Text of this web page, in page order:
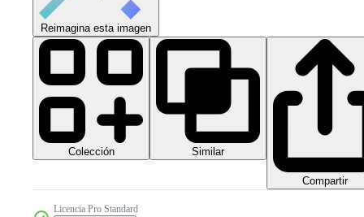
Reimagina esta imagen
Colección Similar
Compartir
Licencia Pro Standard